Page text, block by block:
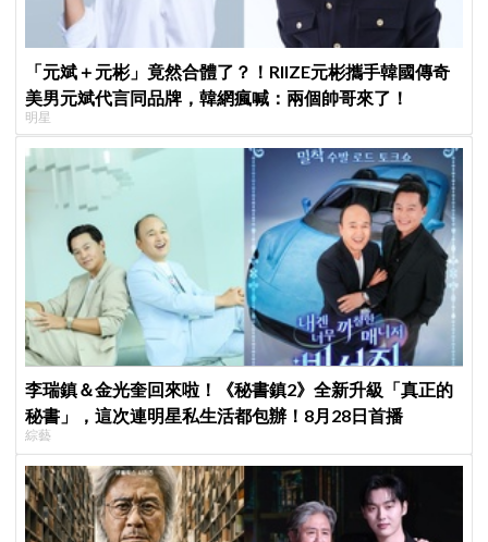
「元斌＋元彬」竟然合體了？！RIIZE元彬攜手韓國傳奇
美男元斌代言同品牌，韓網瘋喊：兩個帥哥來了！
明星
李瑞鎮＆金光奎回來啦！《秘書鎮2》全新升級「真正的
秘書」，這次連明星私生活都包辦！8月28日首播
綜藝